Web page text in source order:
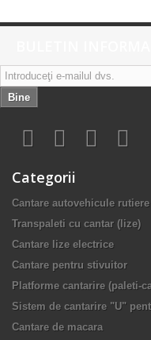
Bine
Categorii
Cantare autovehicule rutiere
Transpaleti cu cantar (lize)
Cantare lize electrice
Cantare pentru stivuitor
Platforme cantarire (paleti-
Sistem de cantarire "U"
Cantare de macara